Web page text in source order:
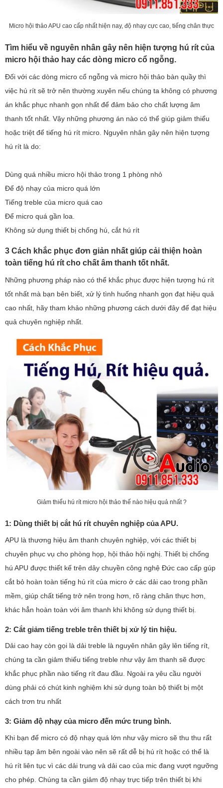
Micro hội thảo APU cao cấp nhất hiện nay, độ nhạy cực cao, tiếng chân thực
Tìm hiểu về nguyên nhân gây nên hiện tượng hú rít của
micro hội thảo hay các dòng micro cổ ngỗng.
Đối với các dòng micro cổ ngỗng và micro hội thảo bàn quầy thì
việc hú rít sẽ trở nên thường xuyên nếu chúng ta không có phương
án khắc phục nhanh gọn nhất để đảm bảo cho chất lượng âm
thanh tốt nhất. Vậy những phương án nào có thể giúp giảm thiểu
hoặc triệt để tiếng hú rít micro. Nguyên nhân gây nên hiện tượng
hú rít là do:
Dùng quá nhiều micro hội thảo trong 1 phòng nhỏ
Để độ nhạy của micro quá lớn
Tiếng treble của micro quá cao
Để micro quá gần loa.
Không sử dụng thiết bị chống hú, cắt hú rít
3 Cách khắc phục đơn giản nhất giúp cải thiện hoàn
toàn tiếng hú rít cho chất âm thanh tốt nhất.
Những phương pháp nào có thể khắc phục được hiện tượng hú rít
tốt nhất mà bạn bên biết, xử lý tình huống nhanh gọn đạt hiệu quả
cao nhất, hãy tham khảo những phương cách dưới đây để đạt hiệu
quả chuyên nghiệp nhất.
Giảm thiểu hú rít micro hội thảo thế nào hiệu quả nhất ?
1: Dùng thiết bị cắt hú rít chuyên nghiệp của APU.
APU là thương hiệu âm thanh chuyên nghiệp, với các thiết bị
chuyên phục vụ cho phòng họp, hội thảo hội nghị. Thiết bị chống
hú APU được thiết kế trên dây chuyền công nghệ Đức cao cấp gúp
cắt bỏ hoàn toàn tiếng hú rít của micro ở các dải cao trong phần
mềm, giúp chất tiếng trở nên trong hơn, rõ ràng chân thực hơn,
khác hẳn hoàn toàn với âm thanh khi không sử dụng thiết bị.
2: Cắt giảm tiếng treble trên thiết bị xử lý tin hiệu.
Dải cao hay còn gọi là dải treble là nguyên nhân gây lên tiếng rít,
chúng ta cần giảm thiểu tiếng treble như vậy âm thanh sẽ được
khắc phục phần nào tiếng rít đau đầu. Ngoài ra yêu cầu người
dùng phải có chút kinh nghiệm khi sử dụng toàn bộ thiết bị một
cách trơn tru nhất
3: Giảm độ nhạy của micro đến mức trung bình.
Khi bạn để micro có độ nhạy quá lớn như vậy micro sẽ thu thu rất
nhiều tạp âm bên ngoài vào nên sẽ rất dễ bị hú rít hoặc có thể là
hú rít liên tục vì các dải trung và dải cao của mic đang vượt ngưỡng
cho phép. Chúng ta cần giảm độ nhạy trực tiếp trên thiết bị khi